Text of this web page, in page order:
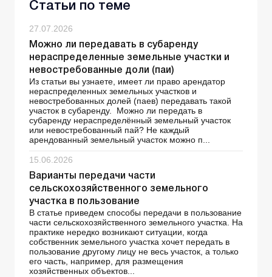
Статьи по теме
27.07.2026
Можно ли передавать в субаренду
нераспределенные земельные участки и
невостребованные доли (паи)
Из статьи вы узнаете, имеет ли право арендатор
нераспределенных земельных участков и
невостребованных долей (паев) передавать такой
участок в субаренду. Можно ли передать в
субаренду нераспределённый земельный участок
или невостребованный пай? Не каждый
арендованный земельный участок можно п...
15.06.2026
Варианты передачи части
сельскохозяйственного земельного
участка в пользование
В статье приведем способы передачи в пользование
части сельскохозяйственного земельного участка. На
практике нередко возникают ситуации, когда
собственник земельного участка хочет передать в
пользование другому лицу не весь участок, а только
его часть, например, для размещения
хозяйственных объектов...